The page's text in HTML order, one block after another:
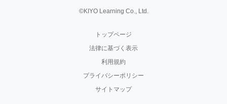
©KIYO Learning Co., Ltd.
トップページ
法律に基づく表示
利用規約
プライバシーポリシー
サイトマップ